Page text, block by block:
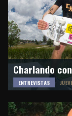
ENTREVISTAS